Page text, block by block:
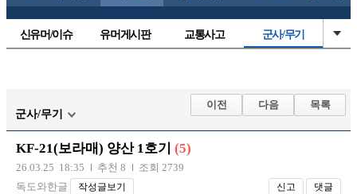
신유머/이슈 유머게시판 교통사고 군사/무기
레이싱모델 자유사진
트럭/버스
장착시공사진
군사/무기
이전 다음 목록
KF-21(보라매) 양산 1호기 (5)
26.03.25 18:35 추천 8
조회 2739
독도와한글
작성글보기 신고 댓글